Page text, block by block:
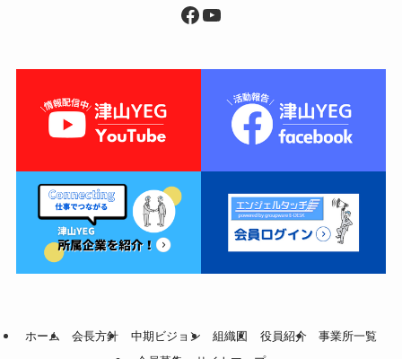
Facebook
YouTube
ホーム 会長方針 中期ビジョン 組織図 役員紹介
事業所一覧